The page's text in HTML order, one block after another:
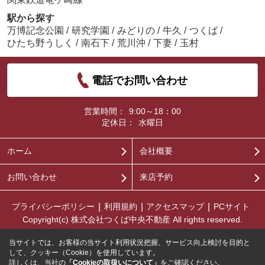
駅から探す
万博記念公園 / 研究学園 / みどりの / 牛久 / つくば /
ひたち野うしく / 南石下 / 荒川沖 / 下妻 / 玉村
電話でお問い合わせ
営業時間：
9:00～18：00
定休日：
水曜日
ホーム 会社概要
お問い合わせ 来店予約
プライバシーポリシー 利用規約 アクセスマップ
PCサイト
Copyright(c) 株式会社つくば中央不動産 All rights reserved.
当サイトでは、お客様の当サイト利用状況把握、サービス向上検討を目的と
して、クッキー（Cookie）を使用しています。
詳しくは、当社の 「Cookieの取扱いについて」 をご確認ください。